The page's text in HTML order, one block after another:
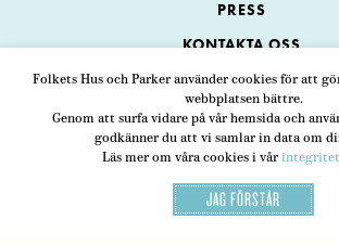
Folkets Hus och Parker använder cookies för att
webbplatsen bättre.
Genom att surfa vidare på vår hemsida och
godkänner du att vi samlar in data om
Läs mer om våra cookies i vår
JAG FÖRSTÅR
PRESS
KONTAKTA OSS
Folkets Hus och Parker
ADRESS Swedenborgsgatan 1
118 48 Stockholm
TELEFON 08-452 25 00